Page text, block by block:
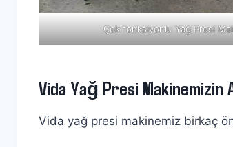
Çok fonksiyonlu Yağ Presi
Vida Yağ Presi Makinemizin
Vida yağ presi makinemiz birkaç